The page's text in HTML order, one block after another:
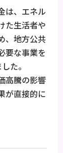
は、エネル
た生活者や
、地方公共
要な事業を
た。
高騰の影響
が直接的に